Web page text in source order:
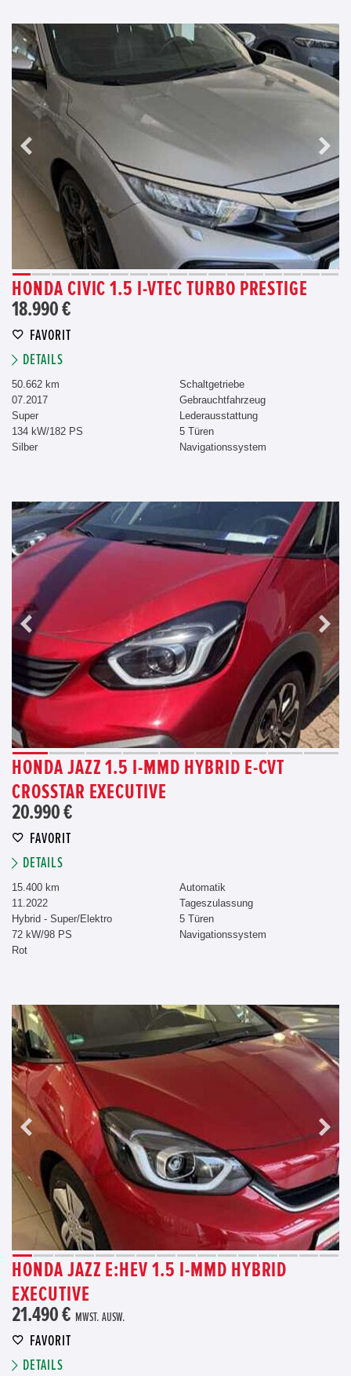
HONDA CIVIC 1.5 I-VTEC TURBO PRESTIGE
18.990 €
FAVORIT
DETAILS
50.662 km
07.2017
Super
134 kW/182 PS
Silber
Schaltgetriebe
Gebrauchtfahrzeug
Lederausstattung
5 Türen
Navigationssystem
HONDA JAZZ 1.5 I-MMD HYBRID E-CVT
CROSSTAR EXECUTIVE
20.990 €
FAVORIT
DETAILS
15.400 km
11.2022
Hybrid - Super/Elektro
72 kW/98 PS
Rot
Automatik
Tageszulassung
5 Türen
Navigationssystem
HONDA JAZZ E:HEV 1.5 I-MMD HYBRID
EXECUTIVE
21.490 € MWST. AUSW.
FAVORIT
DETAILS